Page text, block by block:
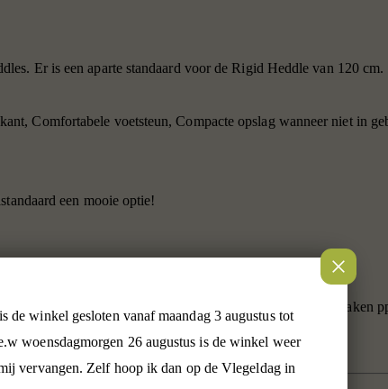
Er is een aparte standaard voor de Rigid Heddle van 120 cm.
Comfortabele voetsteun, Compacte opslag wanneer niet in
een mooie optie!
kan door te bestellen. Kies bij betaalwijze, voor overmaken
te verwachten levertijd.
de winkel gesloten vanaf maandag 3 augustus tot
woensdagmorgen 26 augustus is de winkel weer
vervangen. Zelf hoop ik dan op de Vlegeldag in